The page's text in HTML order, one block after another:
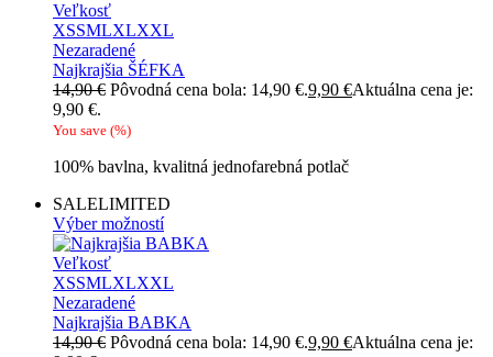
Veľkosť
XSSMLXLXXL
Nezaradené
Najkrajšia ŠÉFKA
14,90€ Pôvodná cena bola: 14,90 €.9,90 €Aktuálna cena je:
9,90 €.
You save (%)
100% bavlna, kvalitná jednofarebná potlač
SALELIMITED
Výber možností
Veľkosť
XSSMLXLXXL
Nezaradené
Najkrajšia BABKA
14,90€ Pôvodná cena bola: 14,90 €.9,90 €Aktuálna cena je: